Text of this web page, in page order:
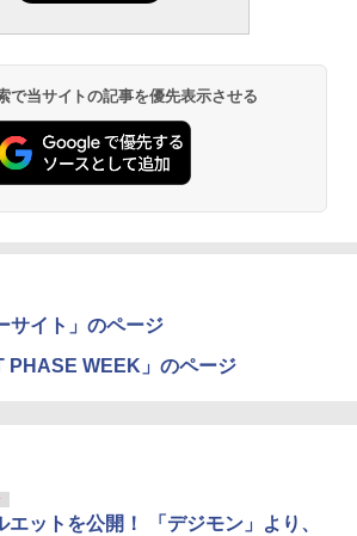
で当サイトの記事を優先表示させる
サイト」のページ
PHASE WEEK」のページ
エットを公開！ 「デジモン」より、